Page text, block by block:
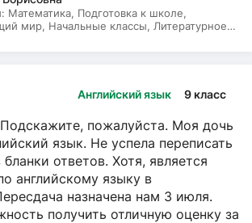
Математика, Подготовка к школе,
мир, Начальные классы, Литературное
Английский язык 9 класс
пожалуйста. Моя дочь
язык. Не успела переписать
ответов. Хотя, является
английскому языку в
назначена нам 3 июля.
получить отличную оценку за